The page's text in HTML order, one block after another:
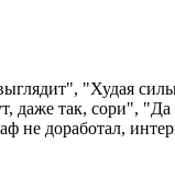
"Худая
так, сори",
не доработал,